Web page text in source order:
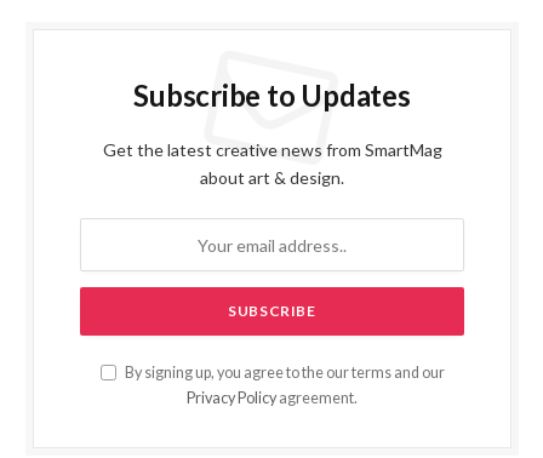
Subscribe to Updates
Get the latest creative news from SmartMag
about art & design.
By signing up, you agree to the our terms and our
Privacy Policy agreement.